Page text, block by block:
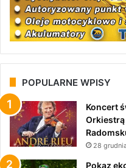
POPULARNE WPISY
Koncert
Orkiestrą
28
Pokaz